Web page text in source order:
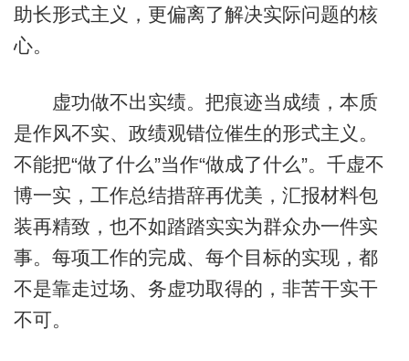
助长形式主义，更偏离了解决实际问题的核
心。
虚功做不出实绩。把痕迹当成绩，本质
是作风不实、政绩观错位催生的形式主义。
不能把“做了什么”当作“做成了什么”。千虚不
博一实，工作总结措辞再优美，汇报材料包
装再精致，也不如踏踏实实为群众办一件实
事。每项工作的完成、每个目标的实现，都
不是靠走过场、务虚功取得的，非苦干实干
不可。